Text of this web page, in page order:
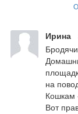
Ирина
на
Кошкам
Вот